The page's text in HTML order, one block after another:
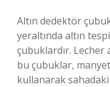
Altın dedektör
yeraltında altın
çubuklardır. Lecher
bu çubuklar,
kullanarak